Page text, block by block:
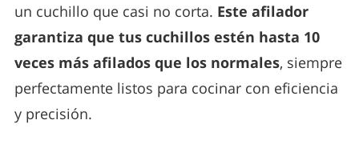
un cuchillo que casi no corta. Este afilador
garantiza que tus cuchillos estén hasta 10
veces más afilados que los normales, siempre
perfectamente listos para cocinar con eficiencia
y precisión.